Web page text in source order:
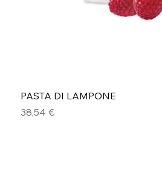
PASTA DI LAMPONE
Prezzo
38,54 €